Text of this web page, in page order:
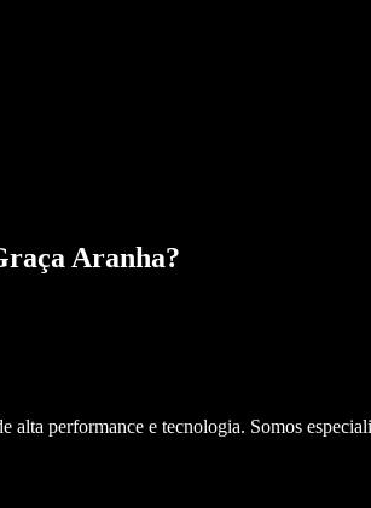
Aranha?
alta performance e tecnologia. Somos